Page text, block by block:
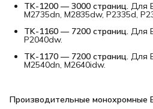
TK-1200 — 3000 страниц. Для
M2735dn, M2835dw, P2335d,
TK-1160 — 7200 страниц. Для
P2040dw.
TK-1170 — 7200 страниц. Для
M2540dn, M2640idw.
Производительные монохромные